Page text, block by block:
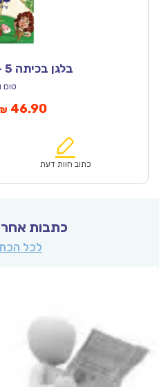
בלגן בכיתה 5 – צרות בצמרות
טום
₪67.00.
46.90המחיר
הוא:
כתוב חוות דעת
כתבות
לכל